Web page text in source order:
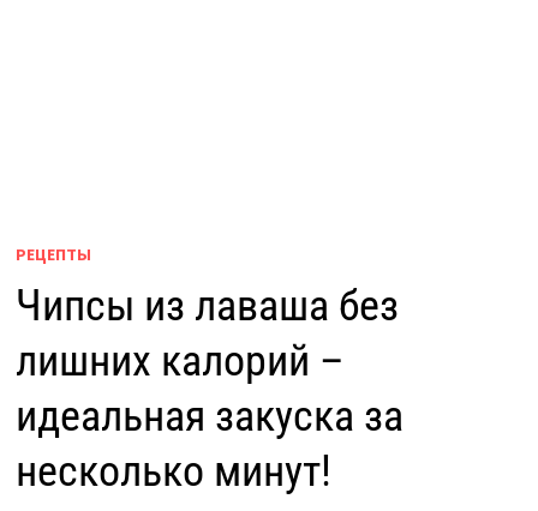
РЕЦЕПТЫ
Чипсы из лаваша без
лишних калорий –
идеальная закуска за
несколько минут!